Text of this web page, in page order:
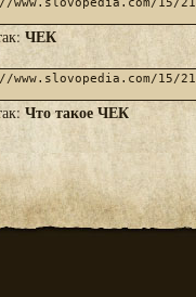
ЧЕК
Что такое ЧЕК